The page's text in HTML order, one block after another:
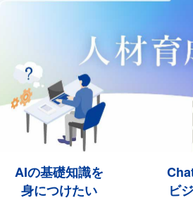
AIの基礎知識を
身につけたい
ビ